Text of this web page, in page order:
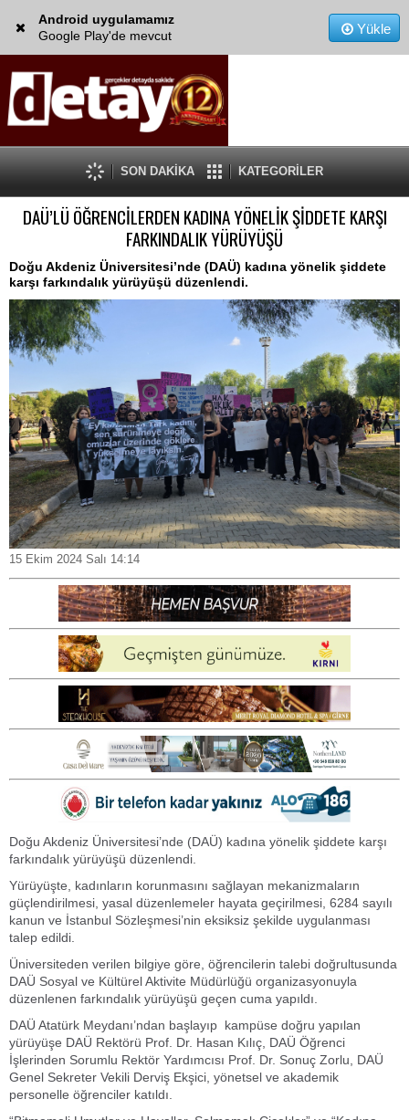
Android uygulamamız
Google Play'de mevcut
Yükle
SON DAKİKA KATEGORİLER
DAÜ’LÜ ÖĞRENCİLERDEN KADINA YÖNELİK ŞİDDETE KARŞI
FARKINDALIK YÜRÜYÜŞÜ
Doğu Akdeniz Üniversitesi’nde (DAÜ) kadına yönelik şiddete
karşı farkındalık yürüyüşü düzenlendi.
15 Ekim 2024 Salı 14:14
Doğu Akdeniz Üniversitesi’nde (DAÜ) kadına yönelik şiddete karşı
farkındalık yürüyüşü düzenlendi.
Yürüyüşte, kadınların korunmasını sağlayan mekanizmaların
güçlendirilmesi, yasal düzenlemeler hayata geçirilmesi, 6284 sayılı
kanun ve İstanbul Sözleşmesi’nin eksiksiz şekilde uygulanması
talep edildi.
Üniversiteden verilen bilgiye göre, öğrencilerin talebi doğrultusunda
DAÜ Sosyal ve Kültürel Aktivite Müdürlüğü organizasyonuyla
düzenlenen farkındalık yürüyüşü geçen cuma yapıldı.
DAÜ Atatürk Meydanı’ndan başlayıp kampüse doğru yapılan
yürüyüşe DAÜ Rektörü Prof. Dr. Hasan Kılıç, DAÜ Öğrenci
İşlerinden Sorumlu Rektör Yardımcısı Prof. Dr. Sonuç Zorlu, DAÜ
Genel Sekreter Vekili Derviş Ekşici, yönetsel ve akademik
personelle öğrenciler katıldı.